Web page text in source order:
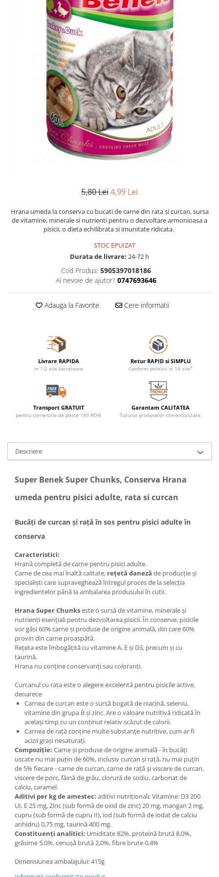
5,80 Lei4,99 Lei
Hrana umeda la conserva cu bucati de carne din rata si curcan, sursa
de vitamine, minerale si nutrienti pentru o dezvoltare armonioasa a
pisicii, o dieta echilibrata si imunitate ridicata.
STOC EPUIZAT
Durata de livrare: 24-72 h
Cod Produs: 5905397018186
Ai nevoie de ajutor? 0747693646
Adauga la Favorite Cere informatii
Livrare RAPIDA
in 1-2 zile lucratoare
Retur RAPID si SIMPLU
Conform politicii in 14 zile*
Transport GRATUIT
pentru comenzile de peste 180 RON
Garantam CALITATEA
Tuturor produselor comercializate.
Descriere
Super Benek Super Chunks, Conserva Hrana
umeda pentru pisici adulte, rata si curcan
Bucăți de curcan și rață în sos pentru pisici adulte în
conserva
Caracteristici:
Hrană completă de carne pentru pisici adulte.
Carne de cea mai înaltă calitate, rețetă daneză de producție și
specialiști care supraveghează întregul proces de la selecția
ingredientelor până la ambalarea produsului în cutii.
Hrana Super Chunkseste o sursă de vitamine, minerale și
nutrienți esențiali pentru dezvoltarea pisicii. În conserve, pisicile
vor găsi 60% carne și produse de origine animală, din care 60%
provin din carne proaspătă.
Rețeta este îmbogățită cu vitamine A, E și D3, precum și cu
taurină.
Hrana nu conține conservanți sau coloranți.
Curcanul cu rața este o alegere excelentă pentru pisicile active,
deoarece:
Carnea de curcan este o sursă bogată de niacină, seleniu,
vitamine din grupa B și zinc. Are o valoare nutritivă ridicată în
același timp cu un conținut relativ scăzut de calorii.
Carnea de rață conține multe substanțe nutritive, cum ar fi
acizii grași nesaturați.
Compoziție: Carne și produse de origine animală - în bucăți
uscate nu mai puțin de 60%, inclusiv curcan și rață, nu mai puțin
de 5% fiecare - carne de curcan, carne de rață și viscere de curcan,
viscere de porc, făină de grâu, clorură de sodiu, carbonat de
calciu, caramel.
Aditivi per kg de amestec: aditivi nutriționali: Vitamine: D3 200
UI, E 25 mg, Zinc (sub formă de oxid de zinc) 20 mg, mangan 2 mg,
cupru (sub formă de cupru II), iod (sub formă de iodat de calciu
anhidru) 0,75 mg, taurină 400 mg.
Constituenți analitici: Umiditate 82%, proteină brută 8,0%,
grăsime 5,0%, cenușă brută 2,0%, fibre brute 0,4%
Dimensiunea ambalajului: 415g